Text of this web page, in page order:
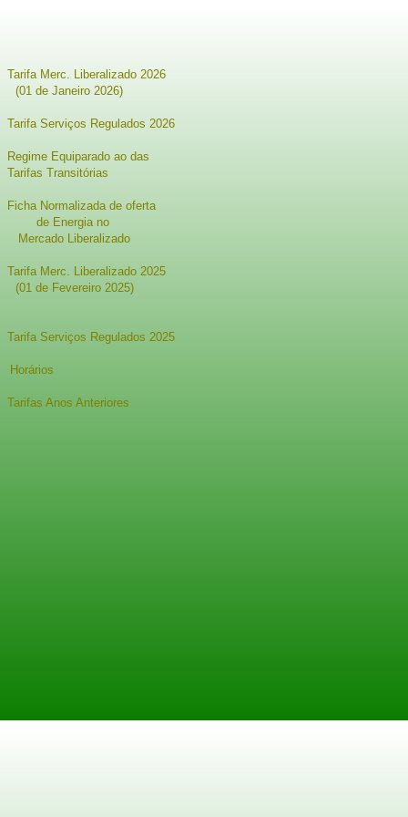
Tarifa Merc. Liberalizado 2026
(01 de Janeiro 2026)
Tarifa Serviços Regulados 2026
Regime Equiparado ao das
Tarifas Transitórias
Ficha Normalizada de oferta
de Energia no
Mercado Liberalizado
Tarifa Merc. Liberalizado 2025
(01 de Fevereiro 2025)
Tarifa Serviços Regulados 2025
Horários
Tarifas Anos Anteriores